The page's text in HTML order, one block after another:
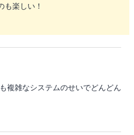
も楽しい！
複雑なシステムのせいでどんどん